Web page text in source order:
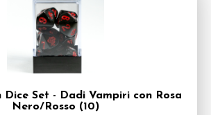
Dice Set - Dadi Vampiri con Rosa
Nero/Rosso (10)